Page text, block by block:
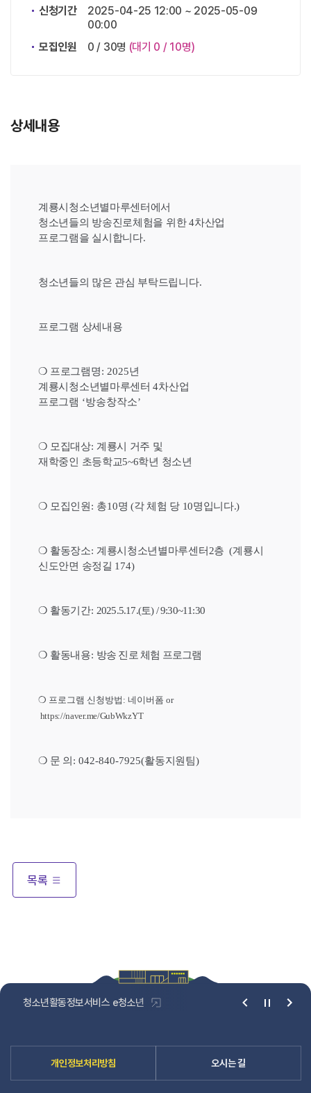
신청기간
2025-04-25 12:00 ~ 2025-05-09
00:00
모집인원
0 / 30명 (대기 0 / 10명)
상세내용
계룡시청소년별마루센터에서
청소년들의 방송진로체험을 위한4차산업
프로그램을 실시합니다.
청소년들의 많은 관심 부탁드립니다.
프로그램 상세내용
❍ 프로그램명: 2025년
계룡시청소년별마루센터4차산업
프로그램 ‘방송창작소’
❍ 모집대상: 계룡시 거주 및
재학중인 초등학교5~6학년 청소년
❍ 모집인원: 총10명 (각 체험 당 10명입니다.)
❍ 활동장소: 계룡시청소년별마루센터2층(계룡시
신도안면 송정길 174)
❍ 활동기간: 2025.5.17.(토)/ 9:30~11:30
❍ 활동내용: 방송 진로 체험 프로그램
❍ 프로그램 신청방법: 네이버폼 or
https://naver.me/GubWkzYT
❍ 문 의: 042-840-7925(활동지원팀)
목록
슬
이
청소년활동정보서비스 e청소년 청소년1388
개인정보처리방침 오시는 길